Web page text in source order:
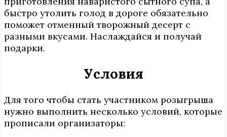
быстро утолить голод в дороге обязательно
поможет отменный творожный десерт с
разными вкусами. Наслаждайся и получай
подарки.
Условия
Для того чтобы стать участником розыгрыша
нужно выполнить несколько условий, которые
прописали организаторы: